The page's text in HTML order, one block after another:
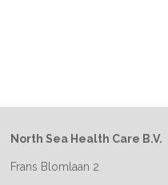
North Sea Health Care B.V.
Frans Blomlaan 2